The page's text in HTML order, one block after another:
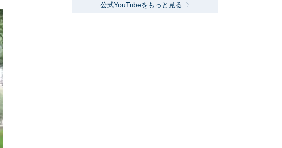
公式YouTubeをもっと見る